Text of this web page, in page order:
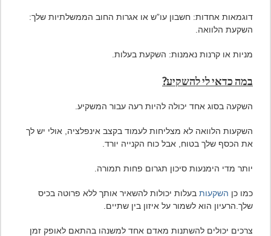
דוגמאות אחדות: חשבון עו”ש או אגרות החוב הממשלתיות שלך:
השקעת הלוואה.
מניות או קרנות נאמנות: השקעת בעלות.
במה כדאי לי להשקיע?
השקעה בסוג אחד יכולה להיות רעה עבור המשקיע.
השקעות הלוואה לא מצליחות לעמוד בקצב אינפלציה, אולי יש לך
את הכסף שלך בטוח, אבל כוח הקנייה יורד.
יותר מדי הימנעות סיכון תגרום פחות תמורה.
כמו כן השקעות בעלות יכולות להשאיר אותך ללא פרוטה בכיס
שלך.הרעיון הוא לשמור על איזון בין שתיים.
צרכים יכולים להשתנות מאדם אחד למשנהו בהתאם לאופק זמן